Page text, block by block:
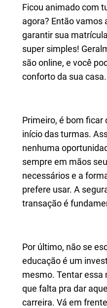
Ficou animado com
agora? Então vamos
garantir sua
super simples!
são online, e você
conforto da sua casa.
Primeiro, é bom ficar
início das turmas.
nenhuma
sempre em mãos
necessários e a
prefere usar. A
transação é
Por último, não se
educação é um
mesmo. Tentar essa
que falta pra dar
carreira. Vá em